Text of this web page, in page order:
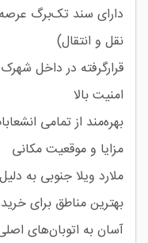
دارای سند تک‌برگ عرصه
نقل و انتقال)
امنیت بالا
بهره‌مند از تمامی
مزایا و موقعیت مکانی
ملارد ویلا جنوبی به
بهترین مناطق برای
آسان به اتوبان‌های